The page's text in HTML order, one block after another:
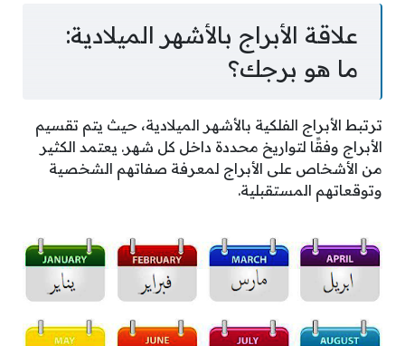
علاقة الأبراج بالأشهر الميلادية:
ما هو برجك؟
ترتبط الأبراج الفلكية بالأشهر الميلادية، حيث يتم تقسيم
الأبراج وفقًا لتواريخ محددة داخل كل شهر. يعتمد الكثير
من الأشخاص على الأبراج لمعرفة صفاتهم الشخصية
وتوقعاتهم المستقبلية.